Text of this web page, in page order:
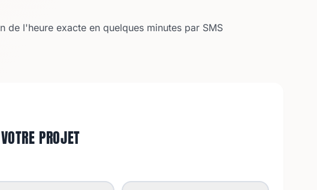
de l'heure exacte en quelques minutes par SMS
VOTRE PROJET